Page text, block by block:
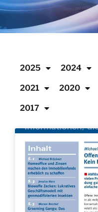
2025 2024
2021 2020
2017